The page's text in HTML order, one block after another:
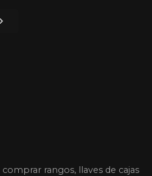
comprar rangos, llaves de cajas